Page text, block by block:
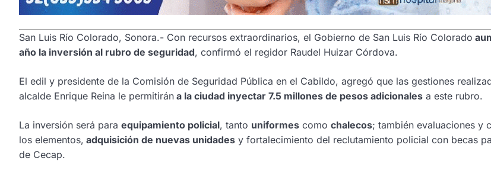
San Luis Río Colorado, Sonora.- Con recursos extraordinarios, el Gobierno de San Luis Río Colorado
año la inversión al rubro de seguridad, confirmó el regidor Raudel Huizar Córdova.
El edil y presidente de la Comisión de Seguridad Pública en el Cabildo, agregó que las gestiones
alcalde Enrique Reina le permitirán a la ciudad inyectar 7.5 millones de pesos adicionales a este rubro.
La inversión será para equipamiento policial, tanto uniformes como chalecos; también evaluaciones y
los elementos, adquisición de nuevas unidades y fortalecimiento del reclutamiento policial con becas
de Cecap.